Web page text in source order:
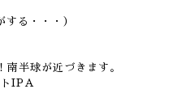
る・・・）
半球が近づきます。
IPA